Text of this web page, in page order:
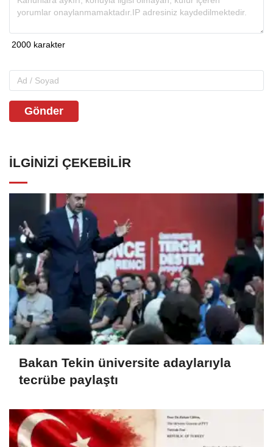
Gönder
İLGINIZI ÇEKEBILIR
Bakan Tekin üniversite adaylarıyla
tecrübe paylaştı